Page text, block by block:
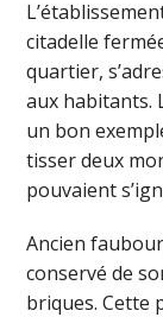
citadelle
quartier,
aux habitants.
un bon
tisser deux
pouvaient
Ancien
conservé de
briques. Cette